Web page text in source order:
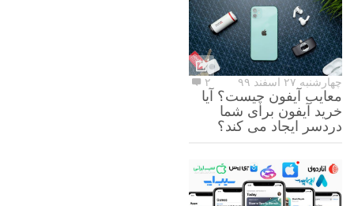
چهارشنبه ۲۷ اسفند ۹۹ ۲
معایب آیفون چیست؟ آیا
خرید آیفون برای شما
دردسر ایجاد می کند؟